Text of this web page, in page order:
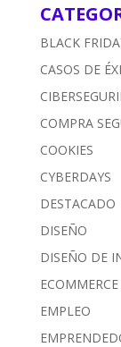
BLACK
CASOS DE
COMPRA
COOKIES
CYBERDAYS
DESTACADO
DISEÑO
DISEÑO DE
ECOMMERCE
EMPLEO